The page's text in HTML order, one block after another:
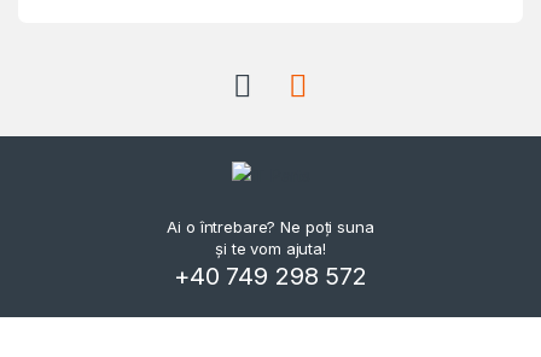
Ai o întrebare? Ne poți suna
și te vom ajuta!
+40 749 298 572